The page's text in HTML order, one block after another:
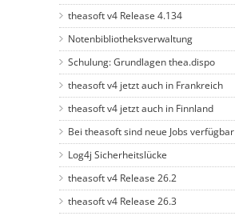
theasoft v4 Release 4.134
Notenbibliotheksverwaltung
Schulung: Grundlagen thea.dispo
theasoft v4 jetzt auch in Frankreich
theasoft v4 jetzt auch in Finnland
Bei theasoft sind neue Jobs verfügbar
Log4j Sicherheitslücke
theasoft v4 Release 26.2
theasoft v4 Release 26.3